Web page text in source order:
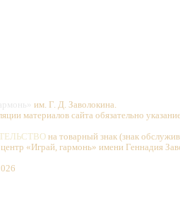
им. Г. Д. Заволокина.
материалов сайта обязательно
на товарный знак (знак
«Играй, гармонь» имени Геннадия